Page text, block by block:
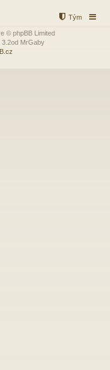
Tým
© phpBB Limited
MrGaby